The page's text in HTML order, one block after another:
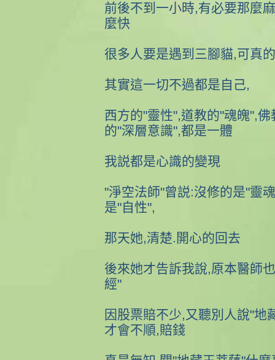
前後不到一小時,有必要那麼
麼快
很多人要是遇到三腳貓,可真
其實這一切不過都是自己,
西方的"靈性",道教的"魂魄",
的"深層意識",都是一體
我説都是心識的變現
"淨空法師"曾説:沒修的是"靈
是"自性",
那天她,清楚.開心的回去
後來她才告訴我說,原本醫師
經"
因股票賠不少,又聽別人說"地
才會不順,賠錢